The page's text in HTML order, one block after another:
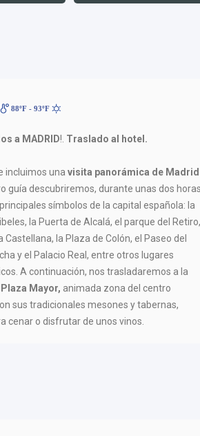
88ºF - 93ºF
a MADRID!. Traslado al hotel.
incluimos unavisita panorámica de
guía descubriremos, durante unas dos
símbolos de la capital española: la
la Puerta de Alcalá, el parque del Retiro,
Castellana, la Plaza de Colón, el Paseo del
y el Palacio Real, entre otros lugares
A continuación, nos trasladaremos a la
Plaza Mayor, animada zona del centro
sus tradicionales mesones y tabernas,
cenar o disfrutar de unos vinos.